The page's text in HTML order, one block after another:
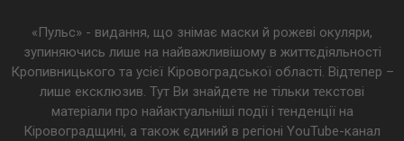
«Пульс» - видання, що знімає маски й рожеві окуляри,
зупиняючись лише на найважливішому в життєдіяльності
Кропивницького та усієї Кіровоградської області. Відтепер –
лише ексклюзив. Тут Ви знайдете не тільки текстові
матеріали про найактуальніші події і тенденції на
Кіровоградщині, а також єдиний в регіоні YouTube-канал